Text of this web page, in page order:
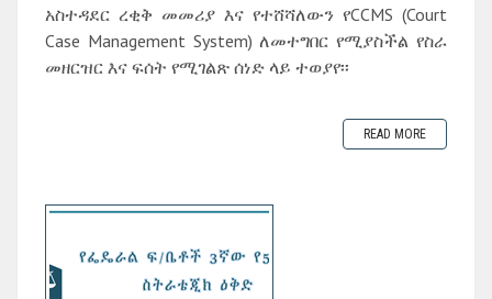
አስተዳደር ረቂቅ መመሪያ እና የተሸሻለውን የCCMS (Court
Case Management System) ለመተግበር የሚያስችል የስራ
መዘርዝር እና ፍሰት የሚገልጽ ሰነድ ላይ ተወያየ፡፡
READ MORE